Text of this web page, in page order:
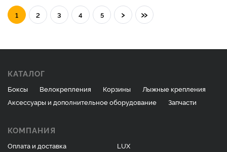
1 2 3 4 5 › »
КАТАЛОГ
Боксы Велокрепления Корзины
Лыжные крепления
Аксессуары и дополнительное оборудование
Запчасти
КОМПАНИЯ
Оплата и доставка LUX